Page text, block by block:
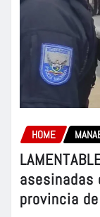
HOME
asesinadas
provincia